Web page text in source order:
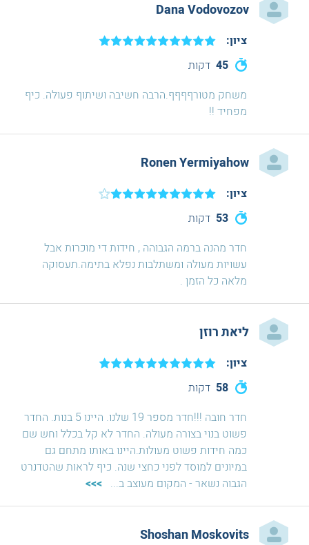
Dana Vodovozov
45 דקות
ציון:
משחק מטורףףףף.הרבה חשיבה ושיתוף פעולה. כיף
מפחיד !!
Ronen Yermiyahow
53 דקות
ציון:
חדר מהנה ברמה הגבוהה , חידות די מוכרות אבל
עשויות מעולה ומשתלבות נפלא בתימה.תעסוקה
מלאה כל הזמן .
ליאת רוזן
58 דקות
ציון:
חדר חובה !!!חדר מספר 19 שלנו. היינו 5 בנות. החדר
פשוט בנוי בצורה מעולה. החדר לא קל בכלל וחש שם
כמה חידות פשוט מעולות.היינו באותו מתחם גם
במיונים למוסד לפני כחצי שנה. כיף לראות שהטדנרט
הגבוה נשאר - המקום מעוצב ב...
>>>
Shoshan Moskovits